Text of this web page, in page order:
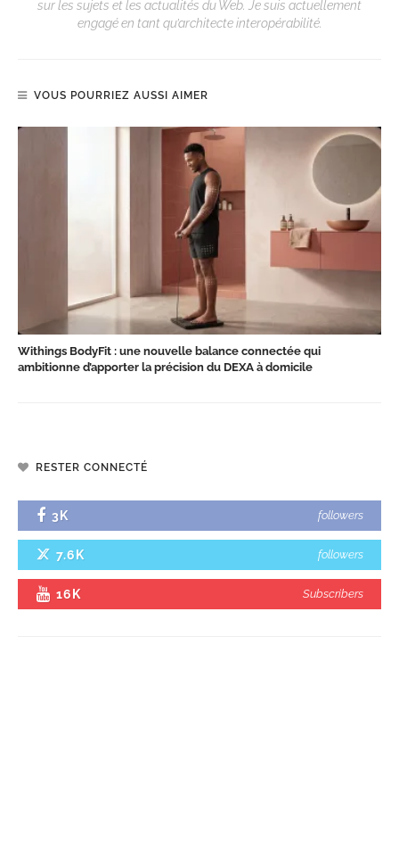
sur les sujets et les actualités du Web. Je suis actuellement
engagé en tant qu’architecte interopérabilité.
VOUS POURRIEZ AUSSI AIMER
Withings BodyFit : une nouvelle balance connectée qui
ambitionne d’apporter la précision du DEXA à domicile
RESTER CONNECTÉ
3K followers
7.6K followers
16K Subscribers